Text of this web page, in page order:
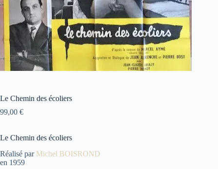
Le Chemin des écoliers
99,00 €
Le Chemin des écoliers
Réalisé par Michel BOISROND
en 1959